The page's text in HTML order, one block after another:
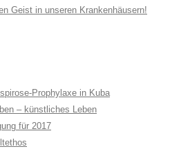
Geist in unseren Krankenhäusern!
Prophylaxe in Kuba
– künstliches Leben
für 2017